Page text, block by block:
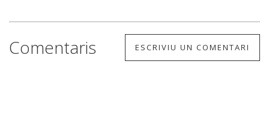
Comentaris ESCRIVIU UN COMENTARI